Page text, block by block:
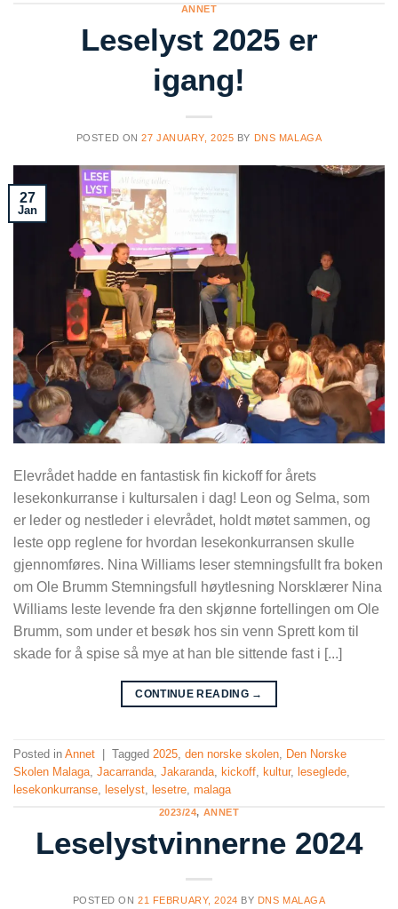
ANNET
Leselyst 2025 er
igang!
POSTED ON27 JANUARY, 2025 BY DNS MALAGA
27
Jan
Elevrådet hadde en fantastisk fin kickoff for årets
lesekonkurranse i kultursalen i dag! Leon og Selma, som
er leder og nestleder i elevrådet, holdt møtet sammen, og
leste opp reglene for hvordan lesekonkurransen skulle
gjennomføres. Nina Williams leser stemningsfullt fra boken
om Ole Brumm Stemningsfull høytlesning Norsklærer Nina
Williams leste levende fra den skjønne fortellingen om Ole
Brumm, som under et besøk hos sin venn Sprett kom til
skade for å spise så mye at han ble sittende fast i [...]
CONTINUE READING →
Posted in Annet Tagged 2025, den norske skolen, Den Norske
Skolen Malaga, Jacarranda, Jakaranda, kickoff, kultur, leseglede,
lesekonkurranse, leselyst, lesetre, malaga
2023/24, ANNET
Leselystvinnerne 2024
POSTED ON21 FEBRUARY, 2024 BY DNS MALAGA